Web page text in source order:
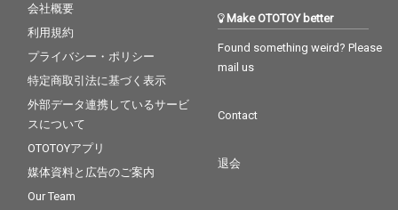
会社概要
利用規約
プライバシー・ポリシー
特定商取引法に基づく表示
外部データ連携しているサービ
スについて
OTOTOYアプリ
媒体資料と広告のご案内
Our Team
Make OTOTOY better
Found something weird? Please
mail us
Contact
退会